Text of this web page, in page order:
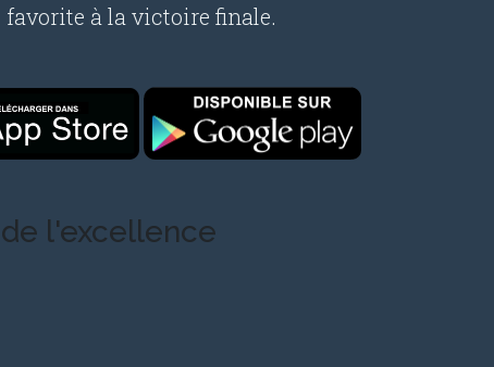
favorite à la victoire finale.
l'excellence